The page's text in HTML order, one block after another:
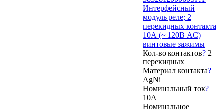
Интерфейсный
модуль реле; 2
перекидных контакта
10А (~ 120В AC)
винтовые зажимы
Кол-во контактов? 2
перекидных
Материал контакта?
AgNi
Номинальный ток?
10А
Номинальное